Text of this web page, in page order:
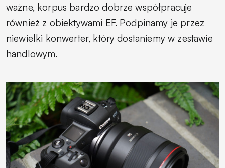
ważne, korpus bardzo dobrze współpracuje
również z obiektywami EF. Podpinamy je przez
niewielki konwerter, który dostaniemy w zestawie
handlowym.